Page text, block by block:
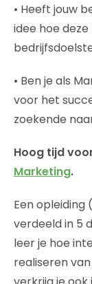
• Heeft jouw
idee hoe
• Ben je als
voor het
zoekende
Hoog tijd
Marketing.
Een opleiding
verdeeld in 5
leer je hoe
realiseren